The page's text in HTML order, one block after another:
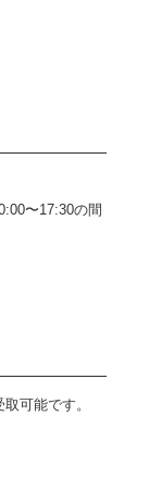
〜17:30の間
可能です。